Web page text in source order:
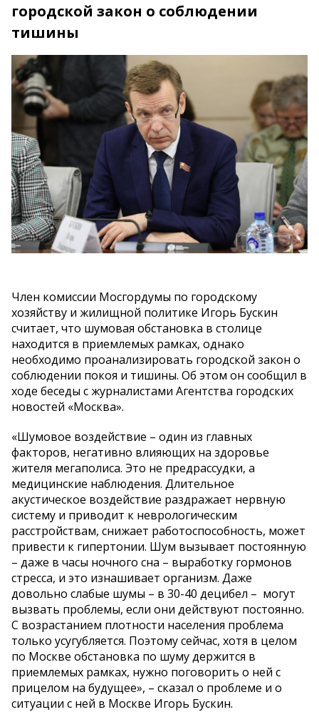
городской закон о соблюдении
тишины
Член комиссии Мосгордумы по городскому
хозяйству и жилищной политике Игорь Бускин
считает, что шумовая обстановка в столице
находится в приемлемых рамках, однако
необходимо проанализировать городской закон о
соблюдении покоя и тишины. Об этом он сообщил в
ходе беседы с журналистами Агентства городских
новостей «Москва».
«Шумовое воздействие – один из главных
факторов, негативно влияющих на здоровье
жителя мегаполиса. Это не предрассудки, а
медицинские наблюдения. Длительное
акустическое воздействие раздражает нервную
систему и приводит к неврологическим
расстройствам, снижает работоспособность, может
привести к гипертонии. Шум вызывает постоянную
– даже в часы ночного сна – выработку гормонов
стресса, и это изнашивает организм. Даже
довольно слабые шумы – в 30-40 децибел – могут
вызвать проблемы, если они действуют постоянно.
С возрастанием плотности населения проблема
только усугубляется. Поэтому сейчас, хотя в целом
по Москве обстановка по шуму держится в
приемлемых рамках, нужно поговорить о ней с
прицелом на будущее», – сказал о проблеме и о
ситуации с ней в Москве Игорь Бускин.